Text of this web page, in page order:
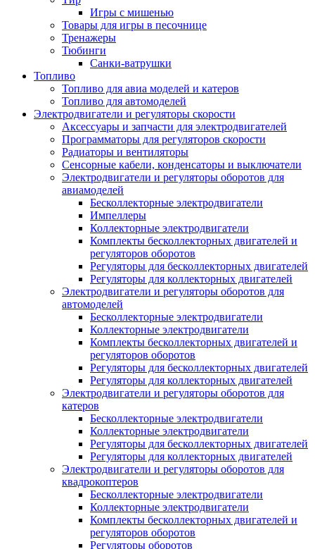
Игры с мишенью
Товары для игры в песочнице
Тренажеры
Тюбинги
Санки-ватрушки
Топливо
Топливо для авиа моделей и катеров
Топливо для автомоделей
Электродвигатели и регуляторы скорости
Аксессуары и запчасти для электродвигателей
Программаторы для регуляторов скорости
Радиаторы и вентиляторы
Сенсорные кабели, конденсаторы и выключатели
Электродвигатели и регуляторы оборотов для
авиамоделей
Бесколлекторные электродвигатели
Импеллеры
Коллекторные электродвигатели
Комплекты бесколлекторных двигателей и
регуляторов оборотов
Регуляторы для бесколлекторных двигателей
Регуляторы для коллекторных двигателей
Электродвигатели и регуляторы оборотов для
автомоделей
Бесколлекторные электродвигатели
Коллекторные электродвигатели
Комплекты бесколлекторных двигателей и
регуляторов оборотов
Регуляторы для бесколлекторных двигателей
Регуляторы для коллекторных двигателей
Электродвигатели и регуляторы оборотов для
катеров
Бесколлекторные электродвигатели
Коллекторные электродвигатели
Регуляторы для бесколлекторных двигателей
Регуляторы для коллекторных двигателей
Электродвигатели и регуляторы оборотов для
квадрокоптеров
Бесколлекторные электродвигатели
Коллекторные электродвигатели
Комплекты бесколлекторных двигателей и
регуляторов оборотов
Регуляторы оборотов